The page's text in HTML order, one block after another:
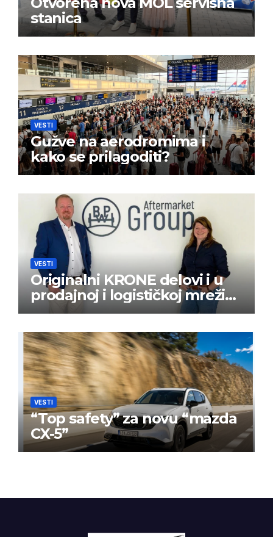
stanica
VESTI
Gužve na aerodromima i
kako se prilagoditi?
VESTI
Originalni KRONE delovi i u
prodajnoj i logističkoj mreži
BPW Aftermarket grupe
VESTI
“Top safety” za novu “mazda
CX-5”